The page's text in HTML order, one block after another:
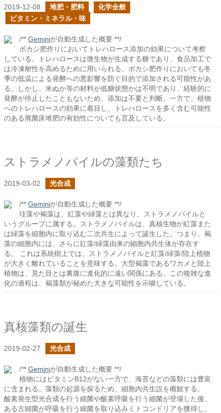
2019-12-08 堆肥・肥料
化学全般
ビタミン・ミネラル・味
/** Geminiが自動生成した概要 **/
ボカシ肥作りにおいてトレハロース添加の効果について考察
している。トレハロースは微生物が生成する糖であり、食品加工で
は冷凍耐性を高めるために用いられる。ボカシ肥作りにおいても冬
季の低温による発酵への悪影響を防ぐ目的で添加される可能性があ
る。しかし、米ぬか等の材料が低糖状態かは不明であり、経験的に
発酵が停止したこともないため、添加は不要と判断。一方で、植物
へのトレハロースの効果に着目し、トレハロースを多く含む可能性
のある廃菌床堆肥の有効性についても言及している。
ストラメノパイルの藻類たち
2019-03-02 光合成
/** Geminiが自動生成した概要 **/
珪藻や褐藻は、紅藻や緑藻とは異なり、ストラメノパイルと
いうグループに属する。ストラメノパイルは、真核生物が紅藻また
は緑藻を細胞内に取り込む二次共生によって誕生した。つまり、褐
藻の細胞内には、さらに紅藻/緑藻由来の細胞内共生体が存在す
る。 これは系統樹上では、ストラメノパイルと紅藻/緑藻/陸上植物
が大きく離れていることを意味する。大型褐藻であるワカメと陸上
植物は、見た目とは裏腹に進化的に遠い関係にある。この複雑な進
化の過程は、褐藻類が秘めた大きな可能性を示唆している。
真核藻類の誕生
2019-02-27 光合成
/** Geminiが自動生成した概要 **/
植物にはビタミンB12がない一方で、海苔などの藻類には豊富
に含まれる。藻類の起源を探るため、細胞内共生説を概観する。
酸素発生型光合成を行う細菌や酸素呼吸を行う細菌が登場した後、
ある古細菌が呼吸を行う細菌を取り込みミトコンドリアを獲得し、